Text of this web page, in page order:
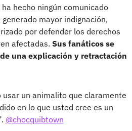
hecho ningún comunicado
mayor indignación,
por defender los derechos
afectadas. Sus fanáticos se
una explicación y retractación
usar un animalito que claramente
en lo que usted cree es un
@chocquibtown